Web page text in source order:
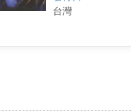
台灣